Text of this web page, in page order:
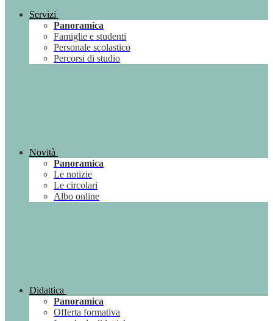
Servizi
Panoramica
Famiglie e studenti
Personale scolastico
Percorsi di studio
Novità
Panoramica
Le notizie
Le circolari
Albo online
Didattica
Panoramica
Offerta formativa